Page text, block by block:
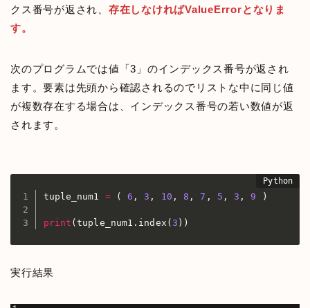
クス番号が返され、 存在しなければValueErrorとなりま
す。
次のプログラムでは値「3」のインデックス番号が返され
ます。要素は先頭から確認されるのでリストな中に同じ値
が複数存在する場合は、インデックス番号の若い数値が返
されます。
tuple_num1 = ( 6 , 3 , 10 , 8 , 7 , 5 , 3 , 9 )
print (tuple_num1 . index ( 3 ) )
実行結果